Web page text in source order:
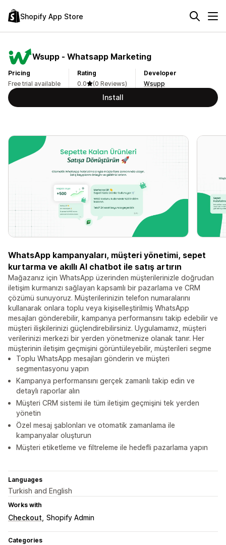
Shopify App Store
Wsupp ‑ Whatsapp Marketing
Pricing
Free trial available
Rating
0.0
(0 Reviews)
Developer
Wsupp
Install
WhatsApp kampanyaları, müşteri yönetimi, sepet
kurtarma ve akıllı AI chatbot ile satış artırın
Mağazanız için WhatsApp üzerinden müşterilerinizle doğrudan
iletişim kurmanızı sağlayan kapsamlı bir pazarlama ve CRM
çözümü sunuyoruz. Müşterilerinizin telefon numaralarını
kullanarak onlara toplu veya kişiselleştirilmiş WhatsApp
mesajları gönderebilir, kampanya performansını takip edebilir ve
müşteri ilişkilerinizi güçlendirebilirsiniz. Uygulamamız, müşteri
verilerinizi merkezi bir yerden yönetmenize olanak tanır. Her
müşterinin iletişim geçmişini görüntüleyebilir, müşterileri segme
Toplu WhatsApp mesajları gönderin ve müşteri
segmentasyonu yapın
Kampanya performansını gerçek zamanlı takip edin ve
detaylı raporlar alın
Müşteri CRM sistemi ile tüm iletişim geçmişini tek yerden
yönetin
Özel mesaj şablonları ve otomatik zamanlama ile
kampanyalar oluşturun
Müşteri etiketleme ve filtreleme ile hedefli pazarlama yapın
Languages
Turkish and English
Works with
Checkout Shopify Admin
Categories